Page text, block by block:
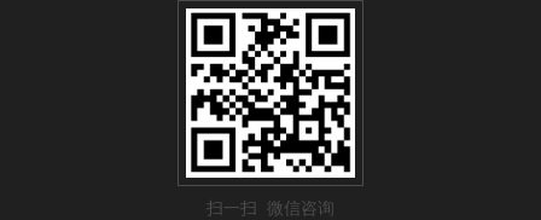
扫一扫 微信咨询